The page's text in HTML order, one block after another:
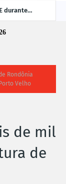
durante
Rondônia
Velho
de mil
de